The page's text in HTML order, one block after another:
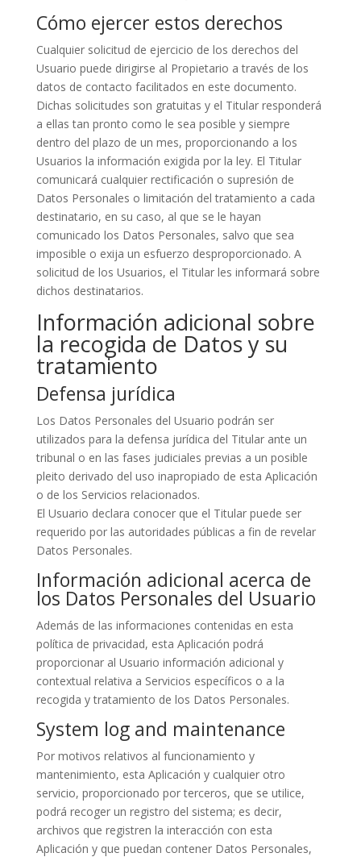
Cómo ejercer estos derechos
Cualquier solicitud de ejercicio de los derechos del
Usuario puede dirigirse al Propietario a través de los
datos de contacto facilitados en este documento.
Dichas solicitudes son gratuitas y el Titular responderá
a ellas tan pronto como le sea posible y siempre
dentro del plazo de un mes, proporcionando a los
Usuarios la información exigida por la ley. El Titular
comunicará cualquier rectificación o supresión de
Datos Personales o limitación del tratamiento a cada
destinatario, en su caso, al que se le hayan
comunicado los Datos Personales, salvo que sea
imposible o exija un esfuerzo desproporcionado. A
solicitud de los Usuarios, el Titular les informará sobre
dichos destinatarios.
Información adicional sobre
la recogida de Datos y su
tratamiento
Defensa jurídica
Los Datos Personales del Usuario podrán ser
utilizados para la defensa jurídica del Titular ante un
tribunal o en las fases judiciales previas a un posible
pleito derivado del uso inapropiado de esta Aplicación
o de los Servicios relacionados.
El Usuario declara conocer que el Titular puede ser
requerido por las autoridades públicas a fin de revelar
Datos Personales.
Información adicional acerca de
los Datos Personales del Usuario
Además de las informaciones contenidas en esta
política de privacidad, esta Aplicación podrá
proporcionar al Usuario información adicional y
contextual relativa a Servicios específicos o a la
recogida y tratamiento de los Datos Personales.
System log and maintenance
Por motivos relativos al funcionamiento y
mantenimiento, esta Aplicación y cualquier otro
servicio, proporcionado por terceros, que se utilice,
podrá recoger un registro del sistema; es decir,
archivos que registren la interacción con esta
Aplicación y que puedan contener Datos Personales,